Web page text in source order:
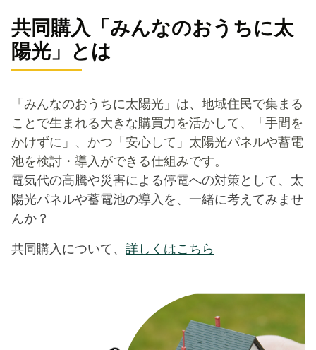
共同購入「みんなのおうちに太
陽光」とは
「みんなのおうちに太陽光」は、地域住民で集まる
ことで生まれる大きな購買力を活かして、「手間を
かけずに」、かつ「安心して」太陽光パネルや蓄電
池を検討・導入ができる仕組みです。
電気代の高騰や災害による停電への対策として、太
陽光パネルや蓄電池の導入を、一緒に考えてみませ
んか？
共同購入について、 詳しくはこちら